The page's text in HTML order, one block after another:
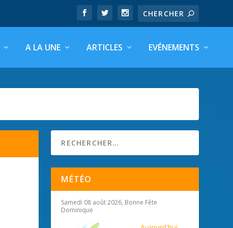
A LA UNE ARTICLES EVÉNEMENTS
MÉTÉO
Samedi 08 août 2026, Bonne Fête
Dominique